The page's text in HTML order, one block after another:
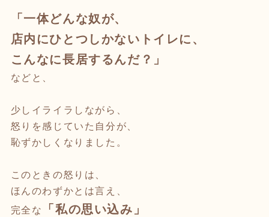
「一体どんな奴が、
店内にひとつしかないトイレに、
こんなに長居するんだ？」
などと、
少しイライラしながら、
怒りを感じていた自分が、
恥ずかしくなりました。
このときの怒りは、
ほんのわずかとは言え、
完全な
「私の思い込み」